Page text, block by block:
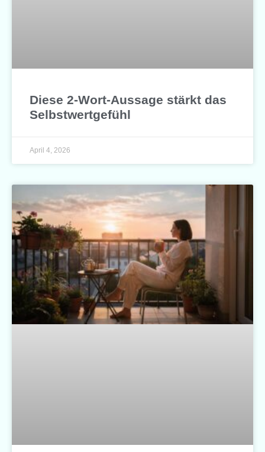
Diese 2-Wort-Aussage stärkt das
Selbstwertgefühl
April 4, 2026